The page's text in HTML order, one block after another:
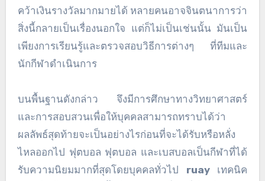
คว้าเงินรางวัลมากมายได้ หลายคนอาจจินตนาการว่า
สิ่งนี้กลายเป็นเรื่องนอกใจ แต่ก็ไม่เป็นเช่นนั้น มันเป็น
เพียงการเรียนรู้และตรวจสอบวิธีการต่างๆ ที่ทีมและ
นักกีฬาดำเนินการ
บนพื้นฐานดังกล่าว จึงมีการศึกษาทางวิทยาศาสตร์
และการสอบสวนเพื่อให้บุคคลสามารถทราบได้ว่า
ผลลัพธ์สุดท้ายจะเป็นอย่างไรก่อนที่จะได้รับหรือหลั่ง
ไหลออกไป ฟุตบอล ฟุตบอล และเบสบอลเป็นกีฬาที่ได้
รับความนิยมมากที่สุดโดยบุคคลทั่วไป ruayเทคนิค